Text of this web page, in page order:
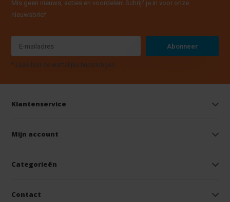
Mis geen nieuws, acties en voordelen! Schrijf je in voor onze
nieuwsbrief
Abonneer
* Lees hier de wettelijke beperkingen
Klantenservice
Mijn account
Categorieën
Contact